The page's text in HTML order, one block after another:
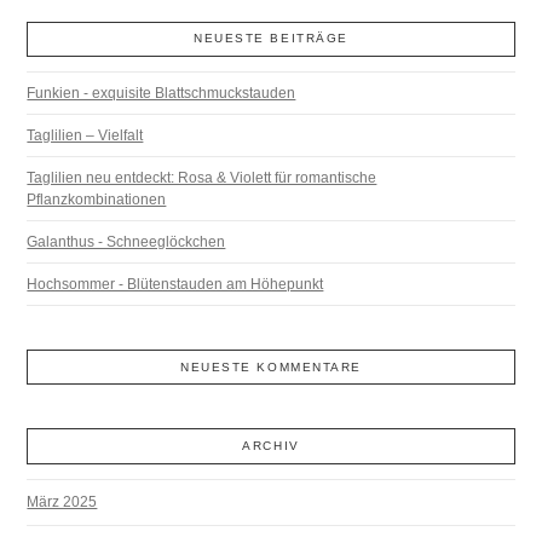
NEUESTE BEITRÄGE
Funkien - exquisite Blattschmuckstauden
Taglilien – Vielfalt
Taglilien neu entdeckt: Rosa & Violett für romantische
Pflanzkombinationen
Galanthus - Schneeglöckchen
Hochsommer - Blütenstauden am Höhepunkt
NEUESTE KOMMENTARE
ARCHIV
März 2025